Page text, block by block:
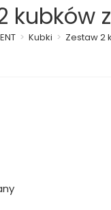
kubków
> Kubki > Zestaw 2